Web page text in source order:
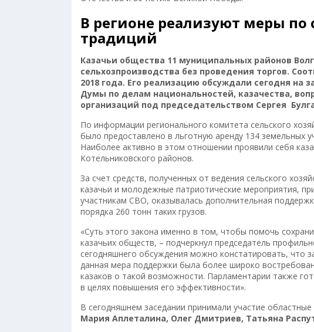
В регионе реализуют меры по
традиций
Казачьи общества 11 муниципальных районов
сельхозпроизводства без проведения торгов.
2018 года. Его реализацию обсуждали сегодня на
Думы по делам национальностей, казачества,
организаций под председательством Сергея
По информации регионального комитета сельского
было предоставлено в льготную аренду 134 земельных
Наиболее активно в этом отношении проявили себя
Котельниковского районов.
За счет средств, полученных от ведения сельского
казачьи и молодежные патриотические мероприятия,
участникам СВО, оказывалась дополнительная
порядка 260 тонн таких грузов.
«Суть этого закона именно в том, чтобы помочь
казачьих обществ, – подчеркнул председатель
сегодняшнего обсуждения можно констатировать, что
данная мера поддержки была более широко
казаков о такой возможности. Парламентарии также
в целях повышения его эффективности».
В сегодняшнем заседании принимали участие областные
Мария Аплеталина, Олег Дмитриев, Татьяна